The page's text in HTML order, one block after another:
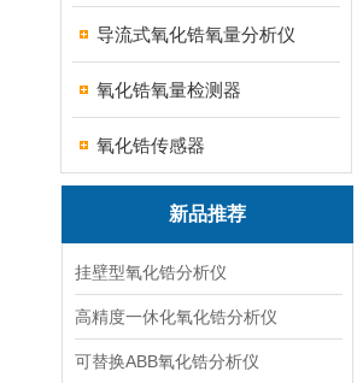
导流式氧化锆氧量分析仪
氧化锆氧量检测器
氧化锆传感器
新品推荐
挂壁型氧化锆分析仪
高精度一休化氧化锆分析仪
可替换ABB氧化锆分析仪